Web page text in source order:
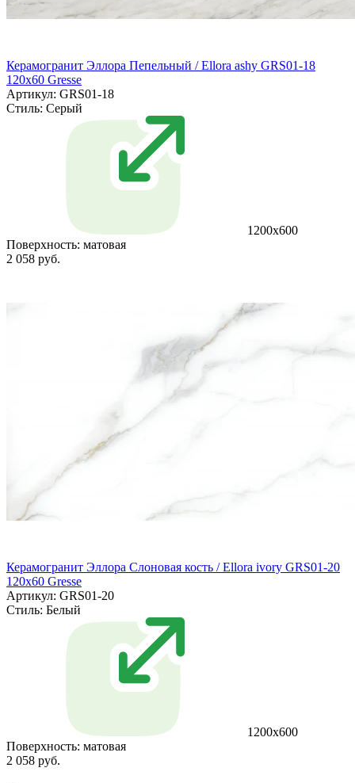
Керамогранит Эллора Пепельный / Ellora ashy GRS01-18
120х60 Gresse
Артикул: GRS01-18
Стиль: Серый
1200х600
Поверхность: матовая
2 058 руб.
Керамогранит Эллора Слоновая кость / Ellora ivory GRS01-20
120х60 Gresse
Артикул: GRS01-20
Стиль: Белый
1200х600
Поверхность: матовая
2 058 руб.